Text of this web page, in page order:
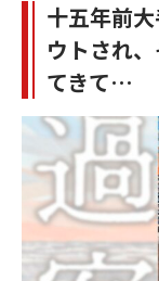
十五年前
ウトされ
てきて…